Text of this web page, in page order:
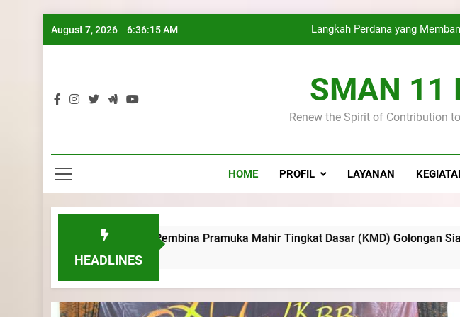
August 7, 2026 6:36:16 AM
Langkah Perdana yang
Latihan Gabungan
SMA Negeri 11 Purworejo
Langkah Perdana yang
SMAN 11
Renew the Spirit of Contribution
HOME PROFIL LAYANAN
HEADLINES
Pembina Pramuka Mahir Tingkat Dasar (KMD) Golongan Siaga Kwartir Cabang